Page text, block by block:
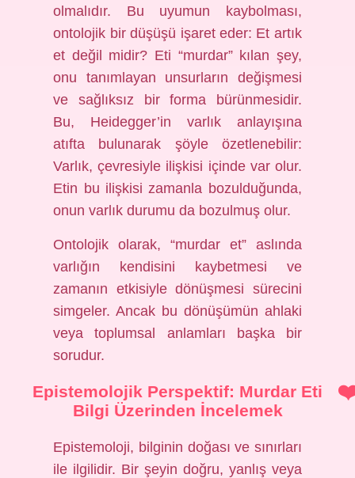
olmalıdır. Bu uyumun kaybolması,
ontolojik bir düşüşü işaret eder: Et artık
et değil midir? Eti “murdar” kılan şey,
onu tanımlayan unsurların değişmesi
ve sağlıksız bir forma bürünmesidir.
Bu, Heidegger’in varlık anlayışına
atıfta bulunarak şöyle özetlenebilir:
Varlık, çevresiyle ilişkisi içinde var olur.
Etin bu ilişkisi zamanla bozulduğunda,
onun varlık durumu da bozulmuş olur.
Ontolojik olarak, “murdar et” aslında
varlığın kendisini kaybetmesi ve
zamanın etkisiyle dönüşmesi sürecini
simgeler. Ancak bu dönüşümün ahlaki
veya toplumsal anlamları başka bir
sorudur.
Epistemolojik Perspektif: Murdar Eti
Bilgi Üzerinden İncelemek
Epistemoloji, bilginin doğası ve sınırları
ile ilgilidir. Bir şeyin doğru, yanlış veya